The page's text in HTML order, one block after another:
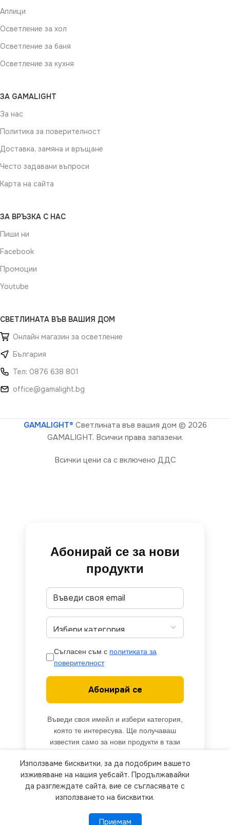
Аплици
Осветление за хол
Осветление за баня
Осветление за кухня
ЗА GAMALIGHT
За нас
Политика за поверителност
Доставка, замяна и връщане
Често задавани въпроси
Карта на сайта
ЗА ВРЪЗКА С НАС
Пиши ни
Facebook
Промоции
Youtube
СВЕТЛИНАТА ВЪВ ВАШИЯ ДОМ
Онлайн магазин за осветление
България
Тел: 0876 638 801
office@gamalight.bg
GAMALIGHT® Светлината във вашия дом © 2026
GAMALIGHT. Всички права запазени.
Всички цени са с включено ДДС
Абонирай се за нови
продукти
Съгласен съм с политиката за
поверителност
Абонирай се
Въведи своя имейл и избери категория,
която те интересува. Ще получаваш
известия само за нови продукти в тази
We use cookies to improve your experience on our
website. By browsing this website, you agree to
our use of cookies.
ПОВЕЧЕ ИНФОРМАЦИЯ
Използваме бисквитки, за да подобрим вашето
изживяване на нашия уебсайт. Продължавайки
да разглеждате сайта, вие се съгласявате с
използването на бисквитки.
Приемам